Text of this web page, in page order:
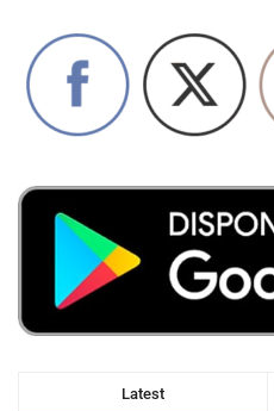
Latest